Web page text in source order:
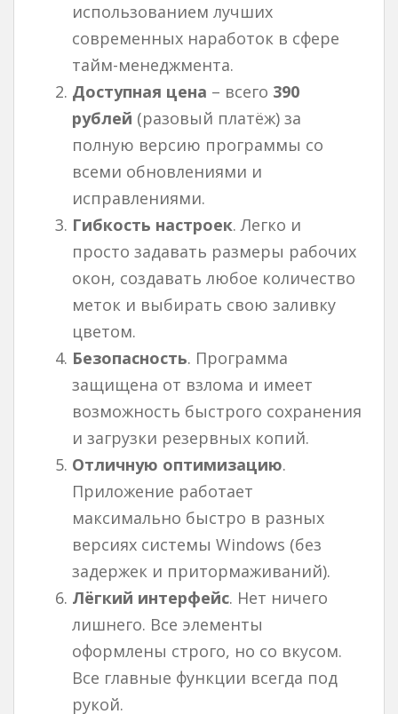
использованием лучших
современных наработок в сфере
тайм-менеджмента.
Доступная цена – всего 390
рублей (разовый платёж) за
полную версию программы со
всеми обновлениями и
исправлениями.
Гибкость настроек. Легко и
просто задавать размеры рабочих
окон, создавать любое количество
меток и выбирать свою заливку
цветом.
Безопасность. Программа
защищена от взлома и имеет
возможность быстрого сохранения
и загрузки резервных копий.
Отличную оптимизацию.
Приложение работает
максимально быстро в разных
версиях системы Windows (без
задержек и притормаживаний).
Лёгкий интерфейс. Нет ничего
лишнего. Все элементы
оформлены строго, но со вкусом.
Все главные функции всегда под
рукой.